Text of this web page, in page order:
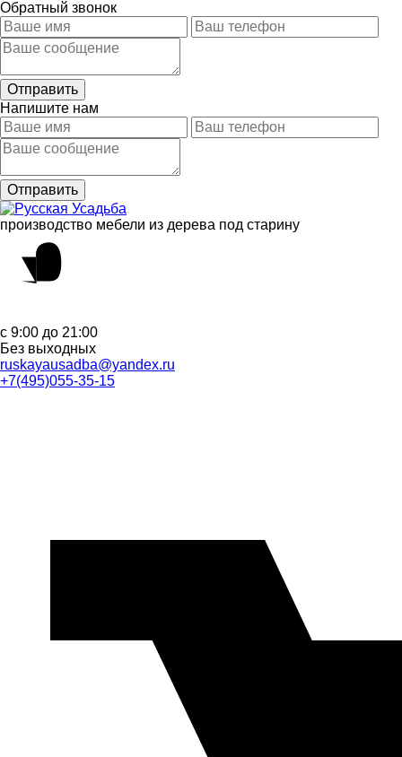
Обратный звонок
Напишите нам
производство мебели из дерева под старину
с 9:00 до 21:00
Без выходных
ruskayausadba@yandex.ru
+7(495)055-35-15